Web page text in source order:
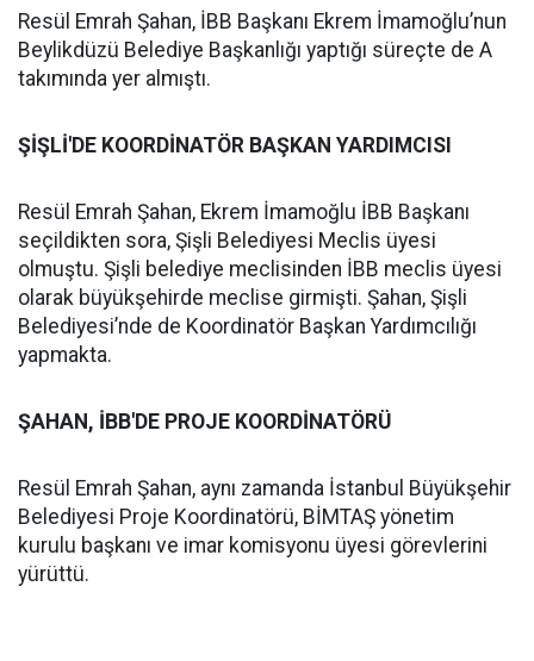
Resül Emrah Şahan, İBB Başkanı Ekrem İmamoğlu’nun
Beylikdüzü Belediye Başkanlığı yaptığı süreçte de A
takımında yer almıştı.
ŞİŞLİ'DE KOORDİNATÖR BAŞKAN YARDIMCISI
Resül Emrah Şahan, Ekrem İmamoğlu İBB Başkanı
seçildikten sora, Şişli Belediyesi Meclis üyesi
olmuştu. Şişli belediye meclisinden İBB meclis üyesi
olarak büyükşehirde meclise girmişti. Şahan, Şişli
Belediyesi’nde de Koordinatör Başkan Yardımcılığı
yapmakta.
ŞAHAN, İBB'DE PROJE KOORDİNATÖRÜ
Resül Emrah Şahan, aynı zamanda İstanbul Büyükşehir
Belediyesi Proje Koordinatörü, BİMTAŞ yönetim
kurulu başkanı ve imar komisyonu üyesi görevlerini
yürüttü.